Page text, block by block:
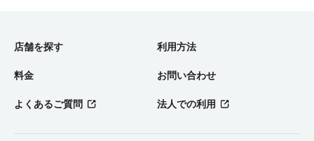
店舗を探す 利用方法
料金 お問い合わせ
よくあるご質問 法人での利用